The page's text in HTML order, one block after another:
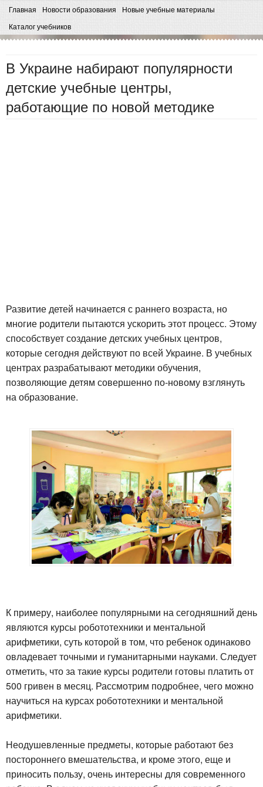
Главная Новости образования
Новые учебные материалы
Каталог учебников
В Украине набирают популярности
детские учебные центры,
работающие по новой методике
Развитие детей начинается с раннего возраста, но
многие родители пытаются ускорить этот процесс. Этому
способствует создание детских учебных центров,
которые сегодня действуют по всей Украине. В учебных
центрах разрабатывают методики обучения,
позволяющие детям совершенно по-новому взглянуть
на образование.
К примеру, наиболее популярными на сегодняшний день
являются курсы робототехники и ментальной
арифметики, суть которой в том, что ребенок одинаково
овладевает точными и гуманитарными науками. Следует
отметить, что за такие курсы родители готовы платить от
500 гривен в месяц. Рассмотрим подробнее, чего можно
научиться на курсах робототехники и ментальной
арифметики.
Неодушевленные предметы, которые работают без
постороннего вмешательства, и кроме этого, еще и
приносить пользу, очень интересны для современного